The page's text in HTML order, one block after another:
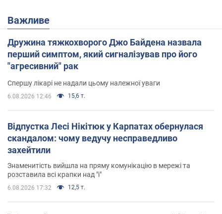
Важливе
Дружина тяжкохворого Джо Байдена назвала
перший симптом, який сигналізував про його
"агресивний" рак
Спершу лікарі не надали цьому належної уваги
6.08.2026 12:46 15,6 т.
Відпустка Лесі Нікітюк у Карпатах обернулася
скандалом: чому ведучу несправедливо
захейтили
Знаменитість вийшла на пряму комунікацію в мережі та
розставила всі крапки над "і"
6.08.2026 17:32 12,5 т.